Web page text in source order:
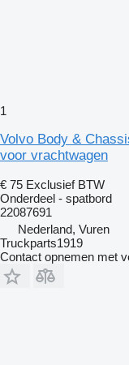
1
Volvo Body &
voor vrachtwagen
€ 75 Exclusief BTW
Onderdeel - spatbord
22087691
Nederland, Vuren
Truckparts1919
Contact opnemen met